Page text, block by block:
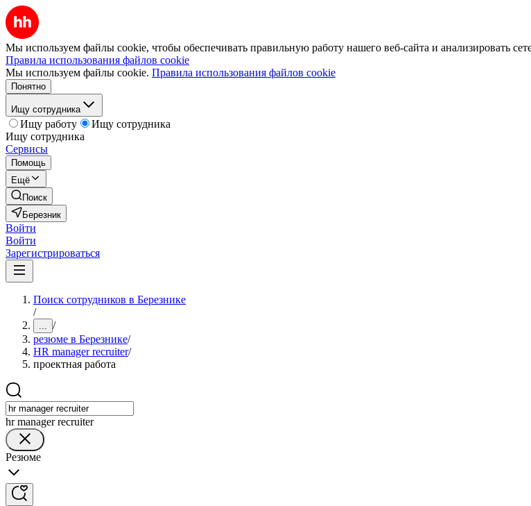
Мы используем файлы cookie, чтобы обеспечивать правильную работу нашего веб-сайта и анализировать
Правила использования файлов cookie
Мы используем файлы cookie. Правила использования файлов cookie
Понятно
Ищу сотрудника
Ищу работу
Ищу сотрудника
Ищу сотрудника
Сервисы
Помощь
Ещё
Поиск
Березник
Войти
Войти
Зарегистрироваться
Поиск сотрудников в Березнике
/
... /
резюме в Березнике/
HR manager recruiter/
проектная работа
hr manager recruiter
Резюме